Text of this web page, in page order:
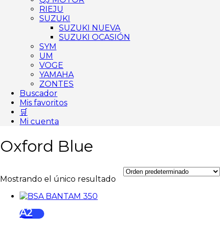
RIEJU
SUZUKI
SUZUKI NUEVA
SUZUKI OCASIÓN
SYM
UM
VOGE
YAMAHA
ZONTES
Buscador
Mis favoritos
🛒
Mi cuenta
Oxford Blue
Mostrando el único resultado
A2